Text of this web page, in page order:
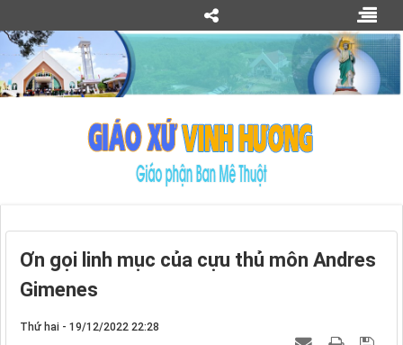
Ơn gọi linh mục của cựu thủ môn Andres
Gimenes
Thứ hai - 19/12/2022 22:28